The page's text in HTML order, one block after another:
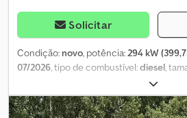
Solicitar
Condição: novo, potência:294 kW
07/2026, tipo de combustível:diesel,
, configuração de eixo:
4 500 mm, combustível:diesel,
combustível:400 l, cor:branco, cabina